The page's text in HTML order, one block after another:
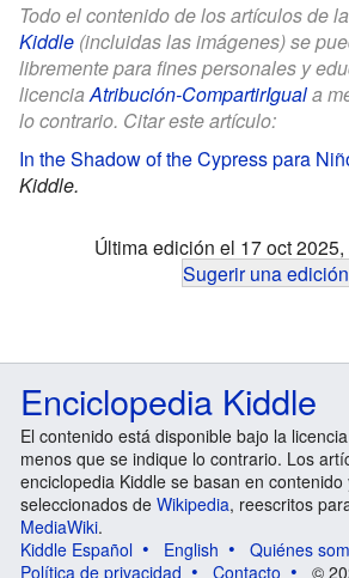
Todo el contenido de los artículos de la
Kiddle (incluidas las imágenes) se
libremente para fines personales y
licenciaAtribución-CompartirIguala
lo contrario. Citar este artículo:
In the Shadow of the Cypress para
Kiddle.
Última edición el 17 oct
Sugerir una edición
Enciclopedia Kiddle
El contenido está disponible bajo la licencia
menos que se indique lo contrario. Los
enciclopedia Kiddle se basan en contenido
seleccionados de Wikipedia, reescritos
MediaWiki.
Kiddle Español
English
Quiénes
Política de privacidad
Contacto ©